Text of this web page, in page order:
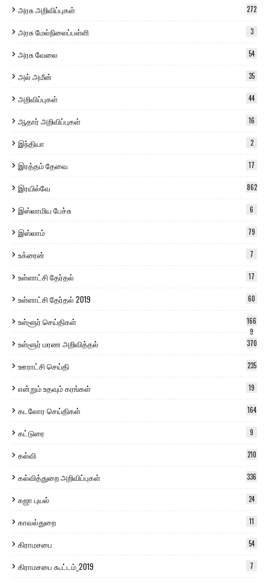
அரசு அறிவிப்புகள் 272
அரசு மேல்நிலைப்பள்ளி 3
அரசு வேலை 54
அல் அமீன் 35
அறிவிப்புகள் 44
ஆதார் அறிவிப்புகள் 16
இந்தியா 2
இரத்தம் தேவை 17
இரயில்வே 862
இஸ்லாமிய பேச்சு 6
இஸ்லாம் 79
உக்ரைன் 7
உள்ளாட்சி தேர்தல் 17
உள்ளாட்சி தேர்தல் 2019 60
உள்ளூர் செய்திகள்
166
9
உள்ளூர் மரண அறிவித்தல் 370
ஊராட்சி செய்தி 235
என்றும் உதவும் கரங்கள் 19
கடலோர செய்திகள் 164
கட்டுரை 9
கல்வி 210
கல்வித்துறை அறிவிப்புகள் 336
கஜா புயல் 24
காவல்துறை 11
கிராமசபை 54
கிராமசபை கூட்டம்_2019 7